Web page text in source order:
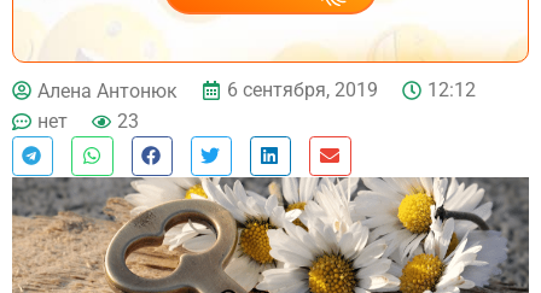
ДЕЙСТВУЙ
Алена Антонюк 6 сентября, 2019
12:12
нет
23